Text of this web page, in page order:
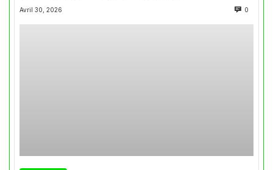
Avril 30, 2026 0